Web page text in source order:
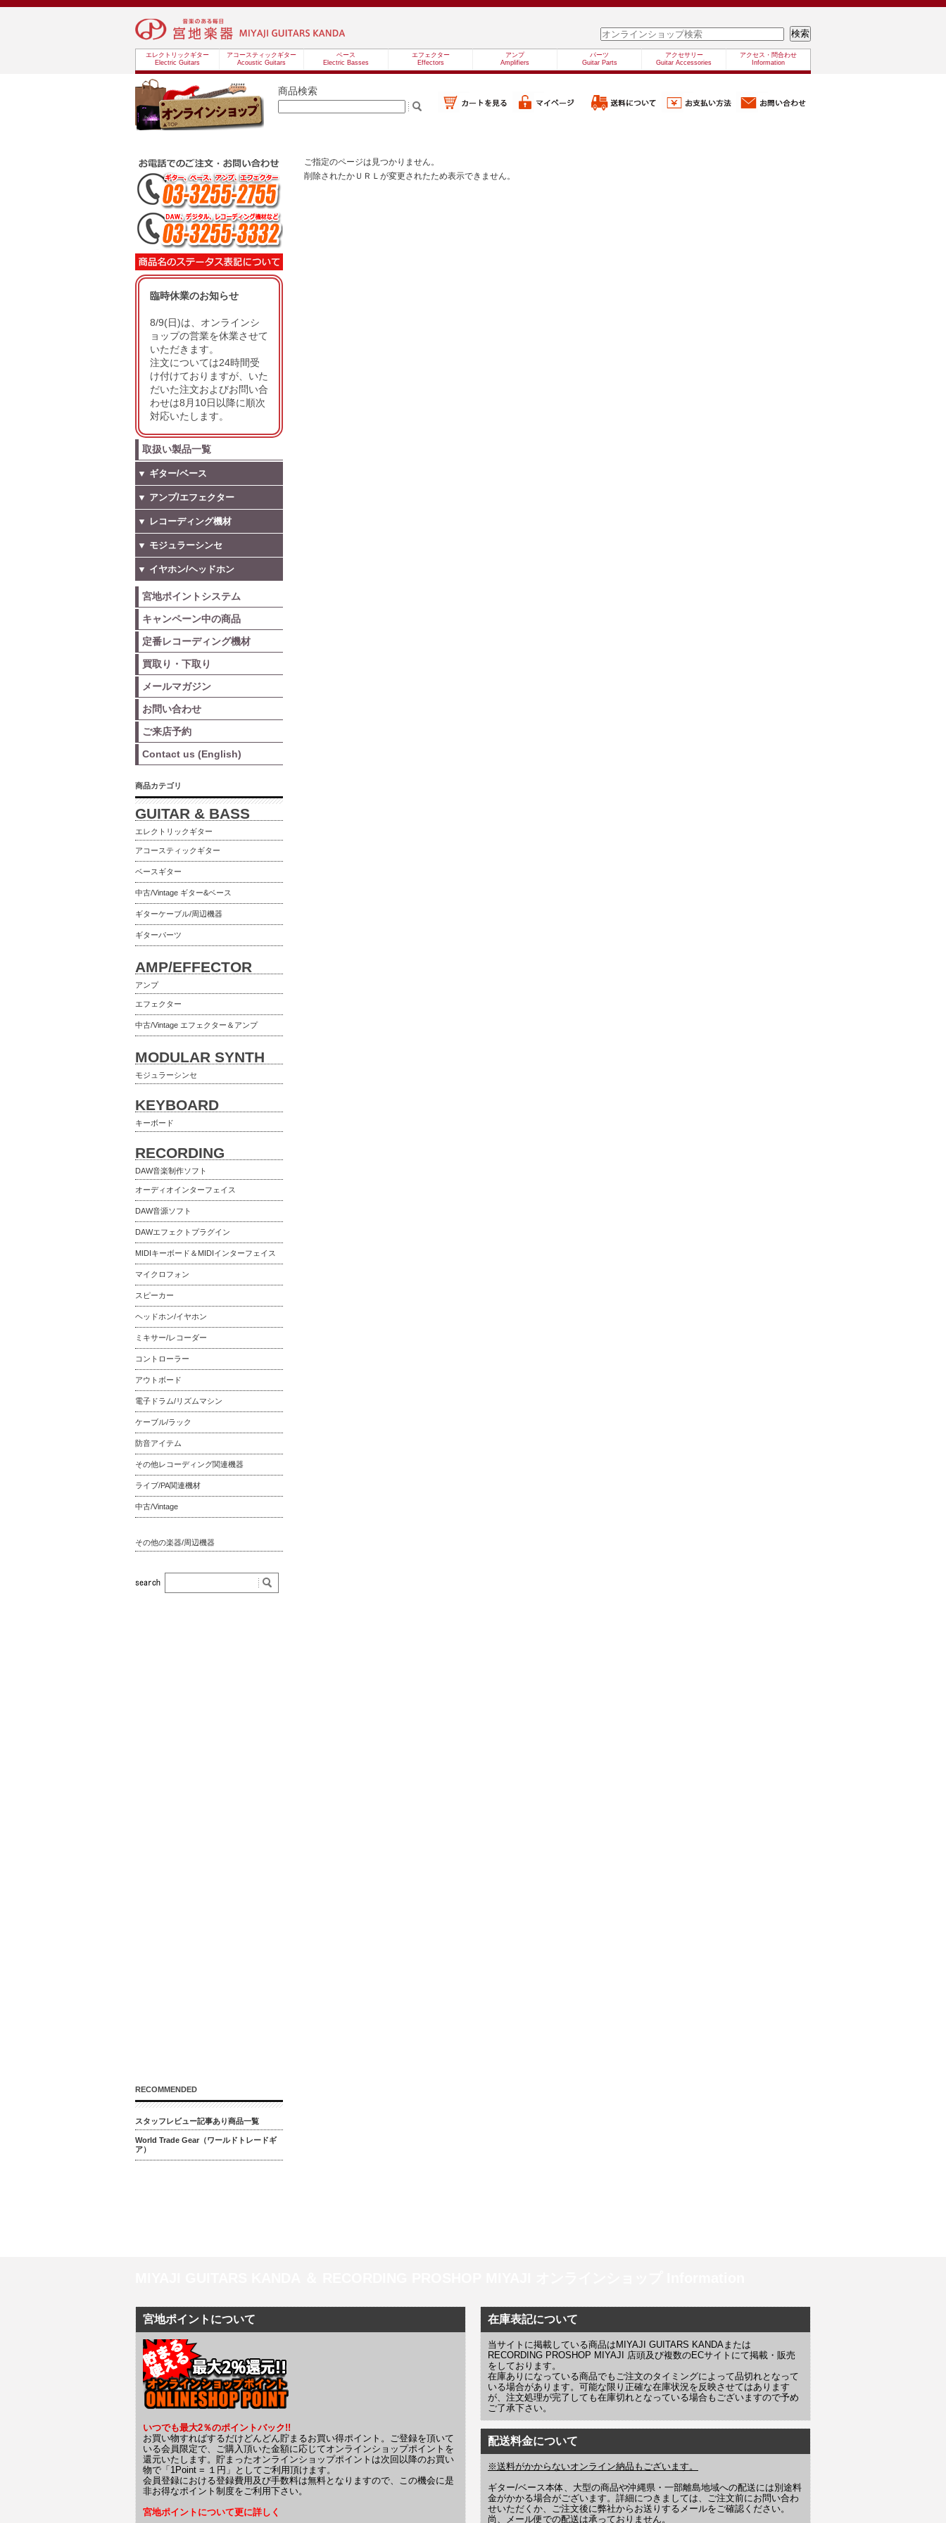
エレクトリックギター
Electric Guitars
アコースティックギター
Acoustic Guitars
ベース
Electric Basses
エフェクター
Effectors
アンプ
Amplifiers
パーツ
Guitar Parts
アクセサリー
Guitar Accessories
アクセス・問合わせ
Information
商品検索
ご指定のページは見つかりません。
削除されたかＵＲＬが変更されたため表示できません。
臨時休業のお知らせ
8/9(日)は、オンラインシ
ョップの営業を休業させて
いただきます。
注文については24時間受
け付けておりますが、いた
だいた注文およびお問い合
わせは8月10日以降に順次
対応いたします。
取扱い製品一覧
▼ ギター/ベース
▼ アンプ/エフェクター
▼ レコーディング機材
▼ モジュラーシンセ
▼ イヤホン/ヘッドホン
宮地ポイントシステム
キャンペーン中の商品
定番レコーディング機材
買取り・下取り
メールマガジン
お問い合わせ
ご来店予約
Contact us (English)
商品カテゴリ
GUITAR & BASS
エレクトリックギター
アコースティックギター
ベースギター
中古/Vintage ギター&ベース
ギターケーブル/周辺機器
ギターパーツ
AMP/EFFECTOR
アンプ
エフェクター
中古/Vintage エフェクター＆アンプ
MODULAR SYNTH
モジュラーシンセ
KEYBOARD
キーボード
RECORDING
DAW音楽制作ソフト
オーディオインターフェイス
DAW音源ソフト
DAWエフェクトプラグイン
MIDIキーボード＆MIDIインターフェイス
マイクロフォン
スピーカー
ヘッドホン/イヤホン
ミキサー/レコーダー
コントローラー
アウトボード
電子ドラム/リズムマシン
ケーブル/ラック
防音アイテム
その他レコーディング関連機器
ライブ/PA関連機材
中古/Vintage
その他の楽器/周辺機器
RECOMMENDED
スタッフレビュー記事あり商品一覧
World Trade Gear（ワールドトレードギ
ア）
宮地ポイントについて
いつでも最大2％のポイントバック!!
お買い物すればするだけどんどん貯まるお買い得ポイント。ご登録を頂いて
いる会員限定で、ご購入頂いた金額に応じてオンラインショップポイントを
還元いたします。貯まったオンラインショップポイントは次回以降のお買い
物で「1Point = １円」としてご利用頂けます。
会員登録における登録費用及び手数料は無料となりますので、この機会に是
非お得なポイント制度をご利用下さい。
宮地ポイントについて更に詳しく
在庫表記について
当サイトに掲載している商品はMIYAJI GUITARS KANDAまたは
RECORDING PROSHOP MIYAJI 店頭及び複数のECサイトにて掲載・販売
をしております。
在庫ありになっている商品でもご注文のタイミングによって品切れとなって
いる場合があります。可能な限り正確な在庫状況を反映させてはあります
が、注文処理が完了しても在庫切れとなっている場合もございますので予め
ご了承下さい。
配送料金について
※送料がかからないオンライン納品もございます。
ギター/ベース本体、大型の商品や沖縄県・一部離島地域への配送には別途料
金がかかる場合がございます。詳細につきましては、ご注文前にお問い合わ
せいただくか、ご注文後に弊社からお送りするメールをご確認ください。
尚、メール便での配送は承っておりません。